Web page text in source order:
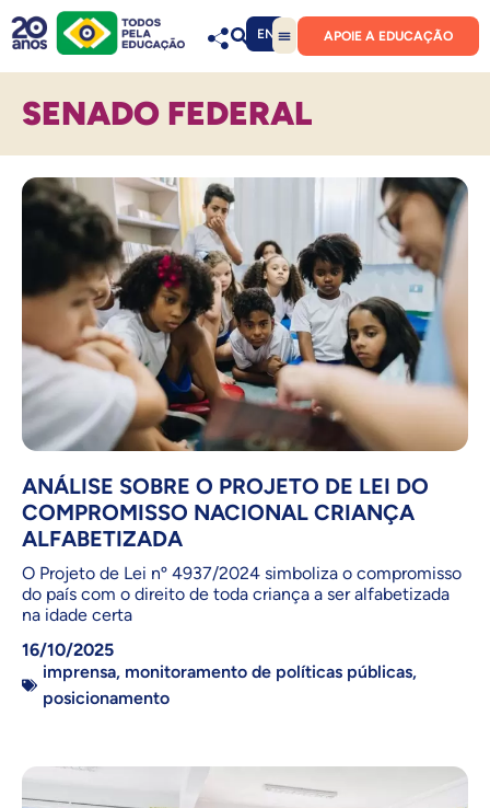
EN APOIE A EDUCAÇÃO
SENADO FEDERAL
ANÁLISE SOBRE O PROJETO DE LEI DO
COMPROMISSO NACIONAL CRIANÇA
ALFABETIZADA
O Projeto de Lei nº 4937/2024 simboliza o compromisso
do país com o direito de toda criança a ser alfabetizada
na idade certa
16/10/2025
imprensa, monitoramento de políticas públicas,
posicionamento